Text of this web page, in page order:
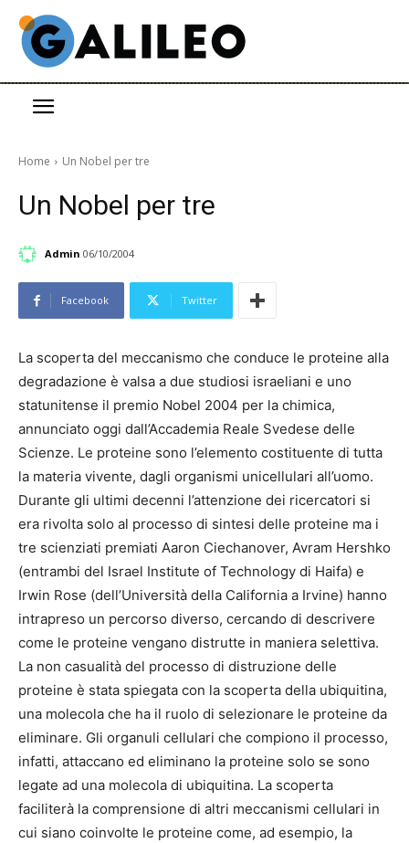
Home Un Nobel per tre
Un Nobel per tre
Admin 06/10/2004
Facebook Twitter
La scoperta del meccanismo che conduce le proteine alla
degradazione è valsa a due studiosi israeliani e uno
statunitense il premio Nobel 2004 per la chimica,
annunciato oggi dall’Accademia Reale Svedese delle
Scienze. Le proteine sono l’elemento costituente di tutta
la materia vivente, dagli organismi unicellulari all’uomo.
Durante gli ultimi decenni l’attenzione dei ricercatori si
era rivolta solo al processo di sintesi delle proteine ma i
tre scienziati premiati Aaron Ciechanover, Avram Hershko
(entrambi del Israel Institute of Technology di Haifa) e
Irwin Rose (dell’Università della California a Irvine) hanno
intrapreso un percorso diverso, cercando di descrivere
come le proteine vengano distrutte in maniera selettiva.
La non casualità del processo di distruzione delle
proteine è stata spiegata con la scoperta della ubiquitina,
una molecola che ha il ruolo di selezionare le proteine da
eliminare. Gli organuli cellulari che compiono il processo,
infatti, attaccano ed eliminano la proteine solo se sono
legate ad una molecola di ubiquitina. La scoperta
faciliterà la comprensione di altri meccanismi cellulari in
cui siano coinvolte le proteine come, ad esempio, la